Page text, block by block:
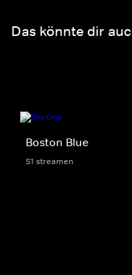
Das könnte dir
Boston Blue
S1 streamen